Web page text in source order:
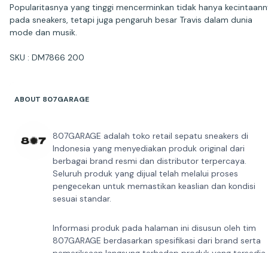
Popularitasnya yang tinggi mencerminkan tidak hanya
pada sneakers, tetapi juga pengaruh besar Travis dalam dunia
mode dan musik.
SKU : DM7866 200
ABOUT 807GARAGE
807GARAGE adalah toko retail sepatu sneakers di
Indonesia yang menyediakan produk original dari
berbagai brand resmi dan distributor terpercaya.
Seluruh produk yang dijual telah melalui proses
pengecekan untuk memastikan keaslian dan kondisi
sesuai standar.
Informasi produk pada halaman ini disusun oleh tim
807GARAGE berdasarkan spesifikasi dari brand serta